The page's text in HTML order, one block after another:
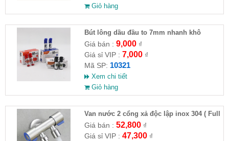
Giỏ hàng
Bút lông dầu đầu to 7mm nhanh khô
Giá bán : 9,000₫
Giá sỉ VIP : 7,000₫
Mã SP: 10321
Xem chi tiết
Giỏ hàng
Van nước 2 cổng xả độc lập inox 304 ( Full
VAT )
Giá bán : 52,800₫
Giá sỉ VIP : 47,300₫